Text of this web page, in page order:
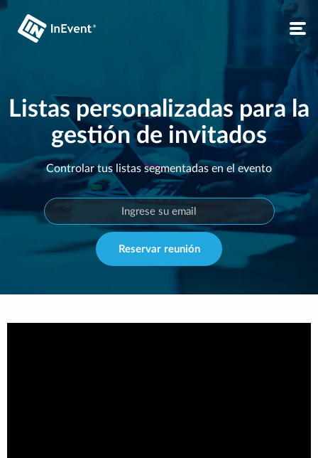
Listas personalizadas para la
gestión de invitados
Controlar tus listas segmentadas en el evento
Reservar reunión